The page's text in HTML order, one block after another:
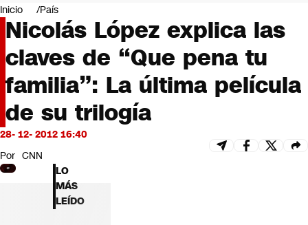
Negocios
Deportes
Programas completos
Cultura
Servicios
Bits
CNN tiempo
Futuro 360
Inicio País
Nicolás López explica las
claves de “Que pena tu
familia”: La última película
de su trilogía
28- 12- 2012 16:40
Por CNN
LO
MÁS
LEÍDO